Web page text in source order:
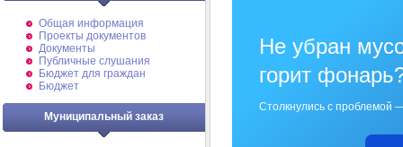
Общая информация
Проекты документов
Документы
Публичные слушания
Бюджет для граждан
Бюджет
Муниципальный заказ
Не убран
горит
Столкнулись с проблемой